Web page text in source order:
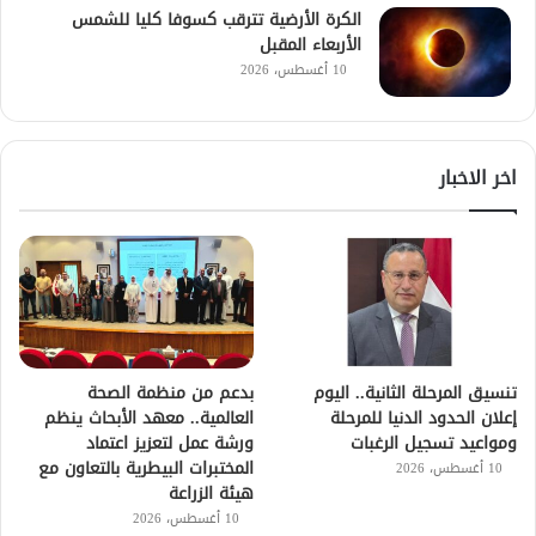
الكرة الأرضية تترقب كسوفا كليا للشمس
الأربعاء المقبل
10 أغسطس، 2026
اخر الاخبار
تنسيق المرحلة الثانية.. اليوم
إعلان الحدود الدنيا للمرحلة
ومواعيد تسجيل الرغبات
10 أغسطس، 2026
بدعم من منظمة الصحة
العالمية.. معهد الأبحاث ينظم
ورشة عمل لتعزيز اعتماد
المختبرات البيطرية بالتعاون مع
هيئة الزراعة
10 أغسطس، 2026